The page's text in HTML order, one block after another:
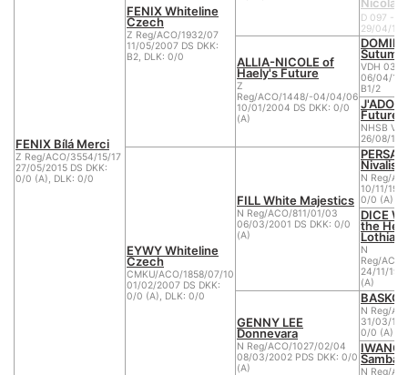
FENIX Bílá Merci
Z Reg/ACO/3554/15/17
27/05/2015 DS DKK:
0/0 (A), DLK: 0/0
FENIX Whiteline
Czech
Z Reg/ACO/1932/07
11/05/2007 DS DKK:
B2, DLK: 0/0
D 097 -
29/04/
ALLIA-NICOLE of
Haely's Future
Z
Reg/ACO/1448/-04/04/06
10/01/2004 DS DKK: 0/0
(A)
VDH 03/
06/04/
B1/2
Future
NHSB VR
26/08/
EYWY Whiteline
Czech
CMKU/ACO/1858/07/10
01/02/2007 DS DKK:
0/0 (A), DLK: 0/0
FILL White Majestics
N Reg/ACO/811/01/03
06/03/2001 DS DKK: 0/0
(A)
Nivalis
N Reg/
10/11/
0/0 (A)
DICE
the
Lothian
N
Reg/
24/11/
(A)
GENNY LEE
Donnevara
N Reg/ACO/1027/02/04
08/03/2002 PDS DKK: 0/0
(A)
BASKO
N Reg/
31/03/
0/0 (A)
N Reg/